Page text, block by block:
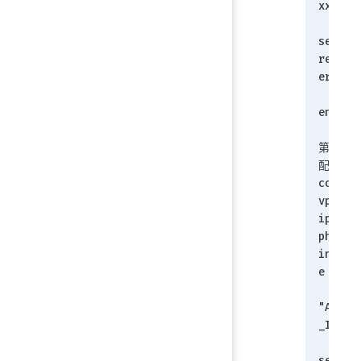
set
erval
end
第二阶
配置：
config
vpn
ipsec
e